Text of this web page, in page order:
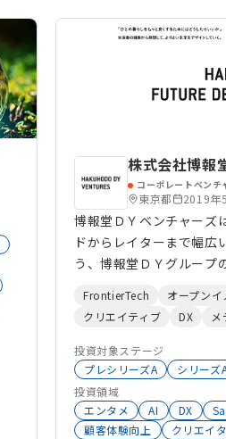
株式会社博報
コーポレートベンチ
東京都 2019年
博報堂ＤＹベンチャーズ
ドからレイターまで幅広
う、博報堂ＤＹグループ
FrontierTech
オープン
クリエイティブ
DX メ
投資対象ステージ
プレシリーズA
シリーズ
投資領域
エンタメ
AI DX
顧客体験向上
クリエイ